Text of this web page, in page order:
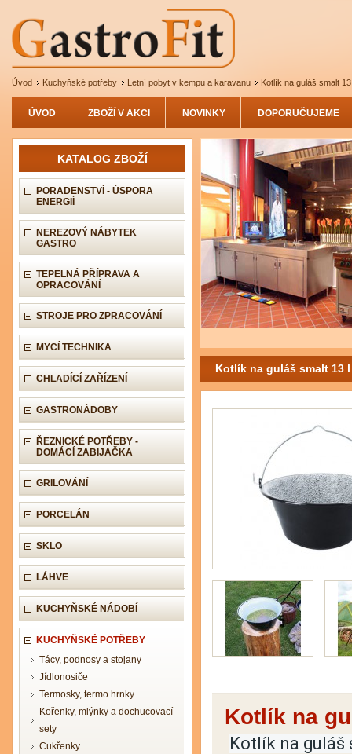
Úvod Kuchyňské potřeby Letní pobyt v kempu a karavanu Kotlík na guláš smalt
ÚVOD ZBOŽÍ V AKCI NOVINKY DOPORUČUJEME
KATALOG ZBOŽÍ
PORADENSTVÍ - ÚSPORA
ENERGIÍ
NEREZOVÝ NÁBYTEK
GASTRO
TEPELNÁ PŘÍPRAVA A
OPRACOVÁNÍ
STROJE PRO ZPRACOVÁNÍ
MYCÍ TECHNIKA
CHLADÍCÍ ZAŘÍZENÍ
GASTRONÁDOBY
ŘEZNICKÉ POTŘEBY -
DOMÁCÍ ZABIJAČKA
GRILOVÁNÍ
PORCELÁN
SKLO
LÁHVE
KUCHYŇSKÉ NÁDOBÍ
KUCHYŇSKÉ POTŘEBY
Tácy, podnosy a stojany
Jídlonosiče
Termosky, termo hrnky
Kořenky, mlýnky a dochucovací
sety
Cukřenky
Kotlík na guláš smalt 13 l
Kotlík na
Kotlík na guláš